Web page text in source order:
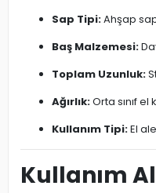
Sap Tipi:Ahşap
Baş Malzemesi:
Toplam Uzunluk:
Ağırlık:Orta sınıf el
Kullanım Tipi:El
Kullanım